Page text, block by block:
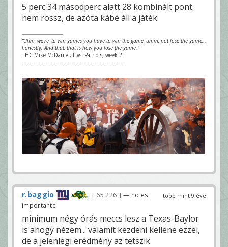
5 perc 34 másodperc alatt 28 kombinált pont.
nem rossz, de azóta kábé áll a játék.
“Uhm, we’re, to win games you have to win the game, umm, not lose the game…
honestly. And that, that is how you lose the game.”
- HC Mike McDaniel, L vs. Patriots, week 2 -
-------------------------------------------------------------------
több mint 9 éve
r.baggio 65 226
— no es
importante
minimum négy órás meccs lesz a Texas-Baylor
is ahogy nézem... valamit kezdeni kellene ezzel,
de a jelenlegi eredmény az tetszik